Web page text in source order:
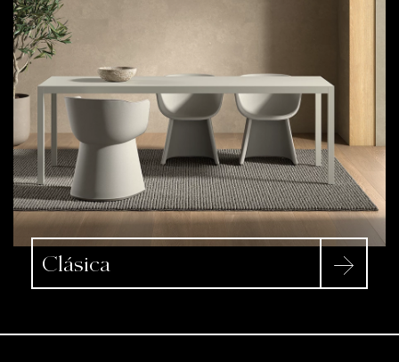
Clásica